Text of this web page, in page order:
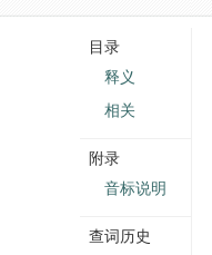
目录
释义
相关
附录
音标说明
查词历史